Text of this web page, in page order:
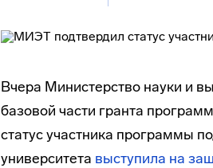
Вчера Министерство науки и
базовой части гранта
статус участника программы
университета выступила на